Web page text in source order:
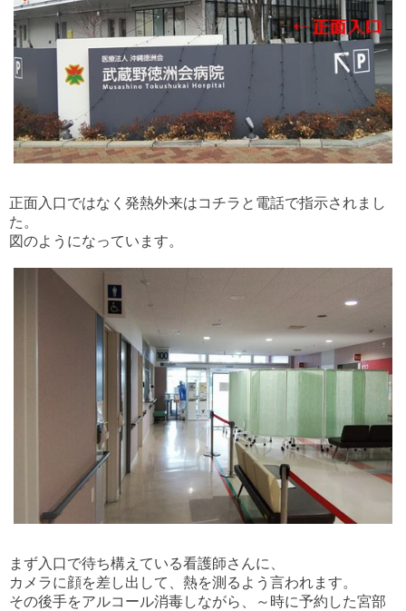
正面入口ではなく発熱外来はコチラと電話で指示されまし
た。
図のようになっています。
まず入口で待ち構えている看護師さんに、
カメラに顔を差し出して、熱を測るよう言われます。
その後手をアルコール消毒しながら、～時に予約した宮部